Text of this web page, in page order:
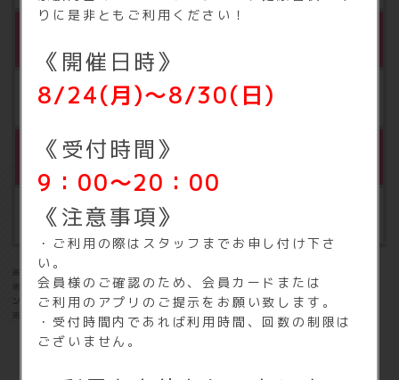
年額 4,980円（税込5,478円）
1DayPass※3
1回 1,000円（税込1,100円）
※1：入会時のみお支払いが必要となります。
※2：ご利用開始月より3ヶ月目にかかります。その後1年ごとに施設メ
ンテナンス料が毎年発生します。
※3：オプションのご利用はできません。
りに是非ともご利用ください！
《開催日時》
8/24(月)～8/30(日)
《受付時間》
9：00～20：00
《注意事項》
・ご利用の際はスタッフまでお申し付け下さ
い。
会員様のご確認のため、会員カードまたは
ご利用のアプリのご提示をお願い致します。
・受付時間内であれば利用時間、回数の制限は
ございません。